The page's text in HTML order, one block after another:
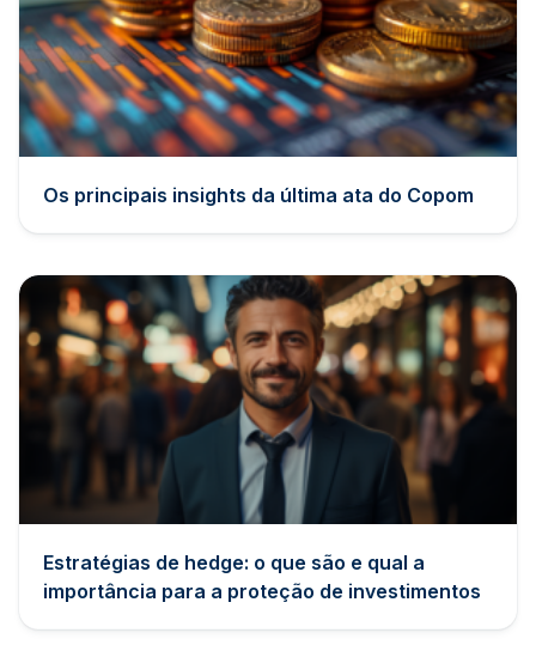
Os principais insights da última ata do Copom
Estratégias de hedge: o que são e qual a
importância para a proteção de investimentos